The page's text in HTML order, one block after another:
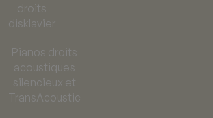
droits
disklavier
Pianos droits
acoustiques
silencieux et
TransAcoustic